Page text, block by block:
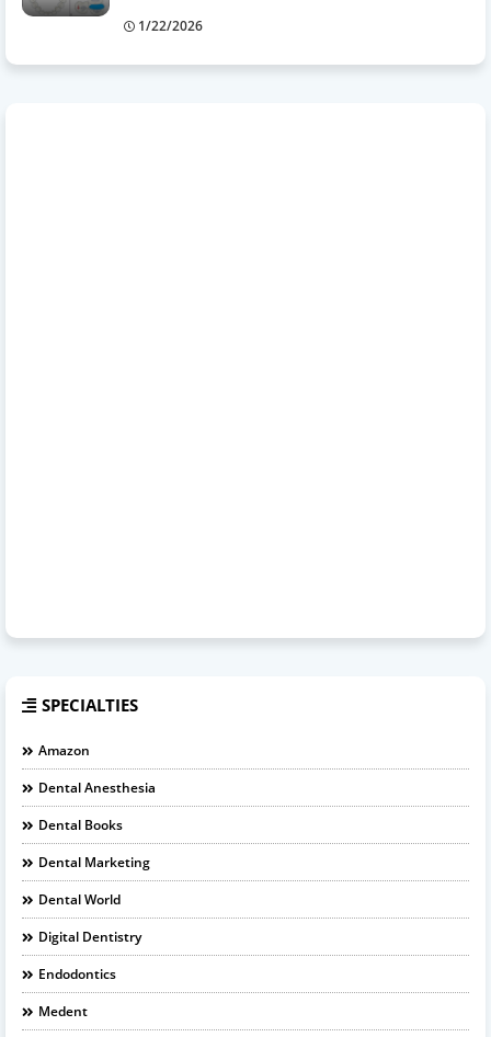
1/22/2026
SPECIALTIES
Amazon
Dental Anesthesia
Dental Books
Dental Marketing
Dental World
Digital Dentistry
Endodontics
Medent